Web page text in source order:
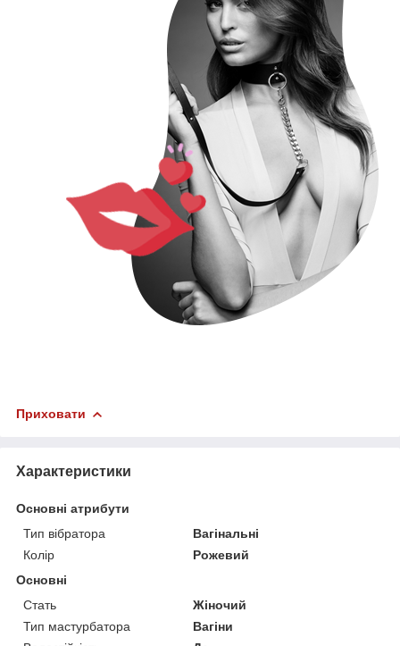
Приховати
Характеристики
Основні атрибути
Тип вібратора
Вагінальні
Колір
Рожевий
Основні
Стать
Жіночий
Тип мастурбатора
Вагіни